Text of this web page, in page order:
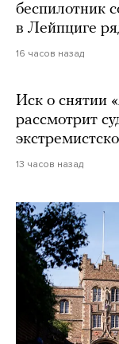
беспилотник
в Лейпциге
16 часов назад
Иск о снятии
рассмотрит
13 часов назад